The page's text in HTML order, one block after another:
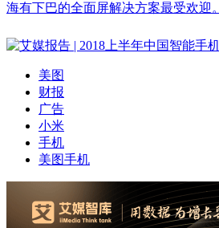
海有下巴的全面屏解决方案最受欢迎。
美图
财报
广告
小米
手机
美图手机